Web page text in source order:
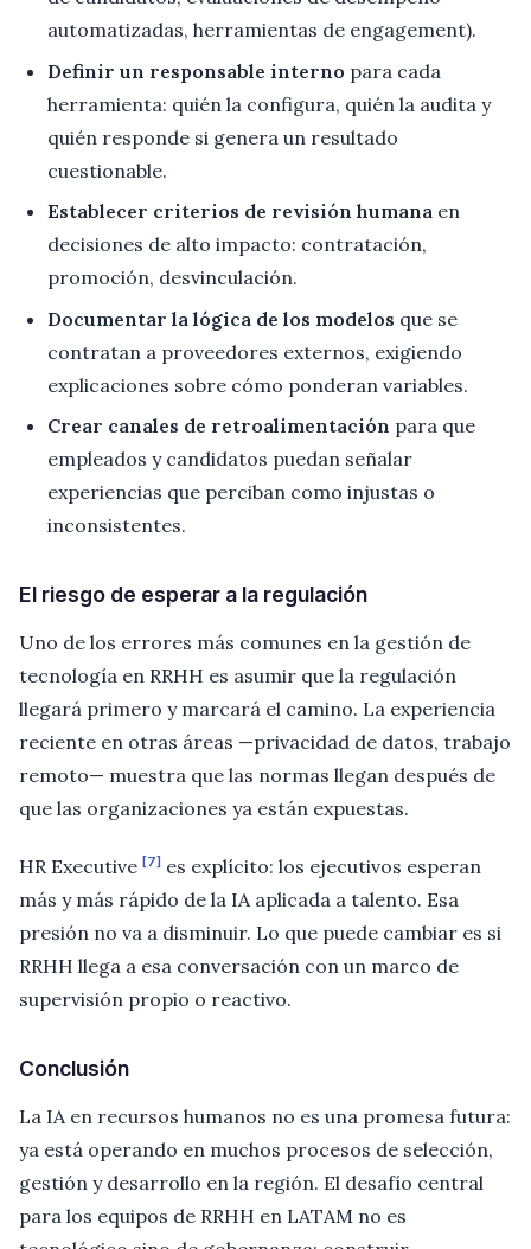
automatizadas, herramientas de engagement).
Definir un responsable interno para cada
herramienta: quién la configura, quién la audita y
quién responde si genera un resultado
cuestionable.
Establecer criterios de revisión humana en
decisiones de alto impacto: contratación,
promoción, desvinculación.
Documentar la lógica de los modelos que se
contratan a proveedores externos, exigiendo
explicaciones sobre cómo ponderan variables.
Crear canales de retroalimentación para que
empleados y candidatos puedan señalar
experiencias que perciban como injustas o
inconsistentes.
El riesgo de esperar a la regulación
Uno de los errores más comunes en la gestión de
tecnología en RRHH es asumir que la regulación
llegará primero y marcará el camino. La experiencia
reciente en otras áreas —privacidad de datos, trabajo
remoto— muestra que las normas llegan después de
que las organizaciones ya están expuestas.
HR Executive [7] es explícito: los ejecutivos esperan
más y más rápido de la IA aplicada a talento. Esa
presión no va a disminuir. Lo que puede cambiar es si
RRHH llega a esa conversación con un marco de
supervisión propio o reactivo.
Conclusión
La IA en recursos humanos no es una promesa futura:
ya está operando en muchos procesos de selección,
gestión y desarrollo en la región. El desafío central
para los equipos de RRHH en LATAM no es